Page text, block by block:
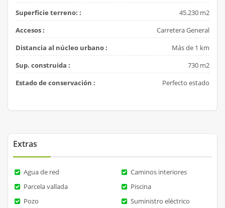
Superficie terreno: :
45.230 m2
Accesos :
Carretera General
Distancia al núcleo urbano :
Más de 1 km
Sup. construida :
730 m2
Estado de conservación :
Perfecto estado
Extras
Agua de red
Caminos interiores
Parcela vallada
Piscina
Pozo
Suministro eléctrico